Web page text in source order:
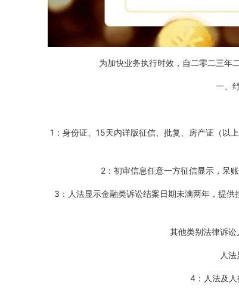
为加快业务执行时效，自二零二三年
一、
1：身份证、15天内详版征信、批复、房产证（以
2：初审信息任意一方征信显示，呆
3：人法显示金融类诉讼结案日期未满两年，提
其他类别法律诉讼
人
4：人法及人